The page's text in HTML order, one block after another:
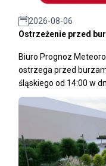
2026-08-06
Ostrzeżenie przed
Biuro Prognoz
ostrzega przed
śląskiego od 14:00 w